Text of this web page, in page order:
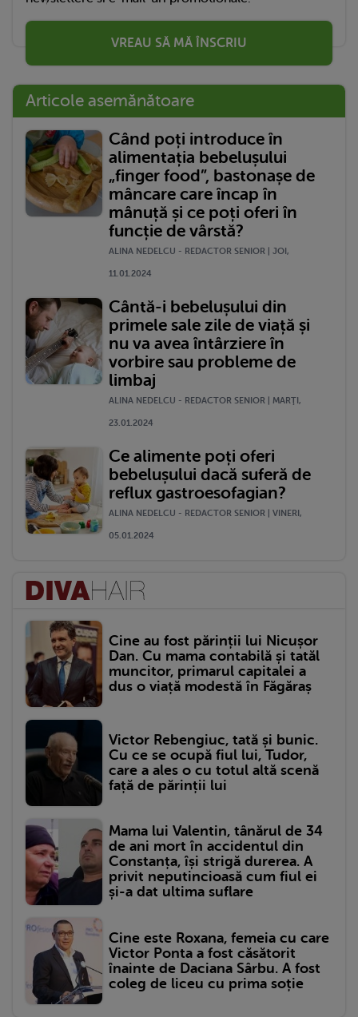
VREAU SĂ MĂ ÎNSCRIU
Articole asemănătoare
Când poți introduce în
alimentația bebelușului
„finger food”, bastonașe de
mâncare care încap în
mânuță și ce poți oferi în
funcție de vârstă?
ALINA NEDELCU - REDACTOR SENIOR | JOI,
11.01.2024
Cântă-i bebelușului din
primele sale zile de viață și
nu va avea întârziere în
vorbire sau probleme de
limbaj
ALINA NEDELCU - REDACTOR SENIOR | MARŢI,
23.01.2024
Ce alimente poți oferi
bebelușului dacă suferă de
reflux gastroesofagian?
ALINA NEDELCU - REDACTOR SENIOR | VINERI,
05.01.2024
Cine au fost părinții lui Nicușor
Dan. Cu mama contabilă și tatăl
muncitor, primarul capitalei a
dus o viață modestă în Făgăraș
Victor Rebengiuc, tată și bunic.
Cu ce se ocupă fiul lui, Tudor,
care a ales o cu totul altă scenă
față de părinții lui
Mama lui Valentin, tânărul de 34
de ani mort în accidentul din
Constanța, își strigă durerea. A
privit neputincioasă cum fiul ei
și-a dat ultima suflare
Cine este Roxana, femeia cu care
Victor Ponta a fost căsătorit
înainte de Daciana Sârbu. A fost
coleg de liceu cu prima soție